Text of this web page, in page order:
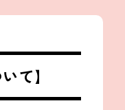
て】